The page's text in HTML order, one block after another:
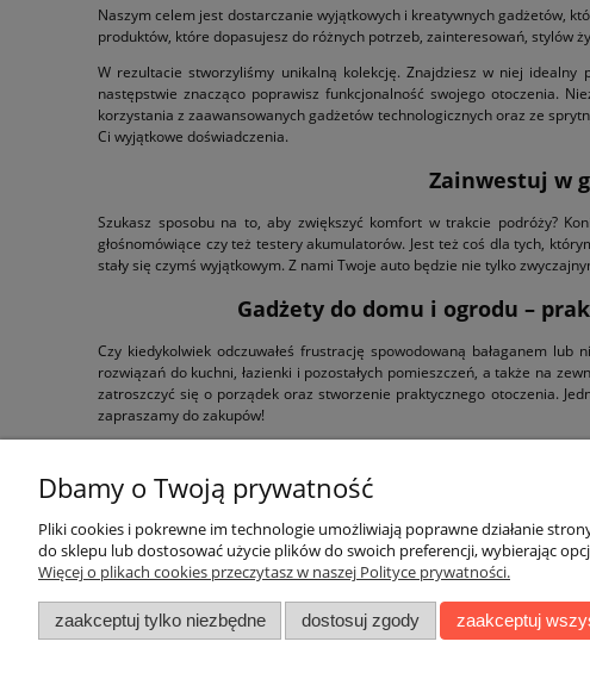
Naszym celem jest dostarczanie wyjątkowych i kreatywnych gadżetów,
produktów, które dopasujesz do różnych potrzeb, zainteresowań, stylów
W rezultacie stworzyliśmy unikalną kolekcję. Znajdziesz w niej
następstwie znacząco poprawisz funkcjonalność swojego otoczenia.
korzystania z zaawansowanych gadżetów technologicznych oraz ze
Ci wyjątkowe doświadczenia.
Zainwestuj w
Szukasz sposobu na to, aby zwiększyć komfort w trakcie podróży?
głośnomówiące czy też testery akumulatorów. Jest też coś dla tych,
stały się czymś wyjątkowym. Z nami Twoje auto będzie nie tylko
Gadżety do domu i ogrodu –
Czy kiedykolwiek odczuwałeś frustrację spowodowaną bałaganem
rozwiązań do kuchni, łazienki i pozostałych pomieszczeń, a także na
zatroszczyć się o porządek oraz stworzenie praktycznego otoczenia.
zapraszamy do zakupów!
Pomoc
Zwroty i reklamacje
Moje konto
Twoje zamówienia
Dbamy o Twoją prywatność
Pliki cookies i pokrewne im technologie umożliwiają poprawne działanie
do sklepu lub dostosować użycie plików do swoich preferencji, wybierając
Więcej o plikach cookies przeczytasz w naszej Polityce prywatności.
zaakceptuj tylko niezbędne dostosuj zgody zaakceptuj